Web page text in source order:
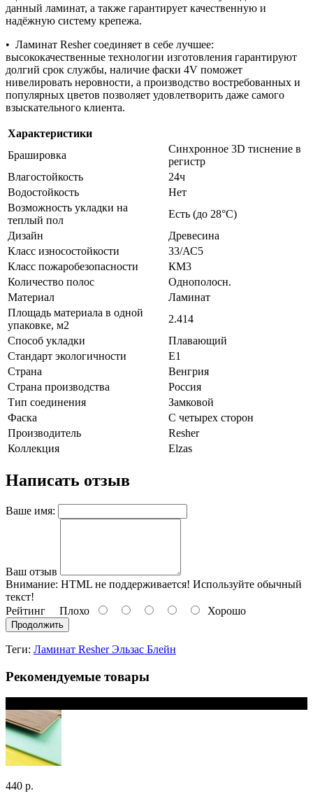
данный ламинат, а также гарантирует качественную и
надёжную систему крепежа.
•⁠ ⁠Ламинат Resher соединяет в себе лучшее:
высококачественные технологии изготовления гарантируют
долгий срок службы, наличие фаски 4V поможет
нивелировать неровности, а производство востребованных и
популярных цветов позволяет удовлетворить даже самого
взыскательного клиента.
Характеристики
Брашировка
Синхронное 3D тиснение в
регистр
Влагостойкость
24ч
Водостойкость
Нет
Возможность укладки на
теплый пол
Есть (до 28°С)
Дизайн
Древесина
Класс износостойкости
33/АС5
Класс пожаробезопасности
КМ3
Количество полос
Однополосн.
Материал
Ламинат
Площадь материала в одной
упаковке, м2
2.414
Способ укладки
Плавающий
Стандарт экологичности
E1
Страна
Венгрия
Страна производства
Россия
Тип соединения
Замковой
Фаска
С четырех сторон
Производитель
Resher
Коллекция
Elzas
Написать отзыв
Ваше имя:
Ваш отзыв
Внимание: HTML не поддерживается! Используйте обычный
текст!
Рейтинг Плохо Хорошо
Продолжить
Теги: Ламинат Resher Эльзас Блейн
Рекомендуемые товары
440 р.